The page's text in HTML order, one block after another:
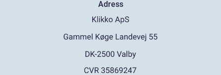
Adress